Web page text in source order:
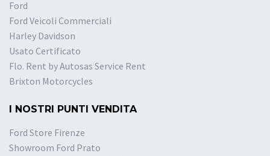
Ford
Ford Veicoli Commerciali
Harley Davidson
Usato Certificato
Flo. Rent by Autosas Service Rent
Brixton Motorcycles
I NOSTRI PUNTI VENDITA
Ford Store Firenze
Showroom Ford Prato